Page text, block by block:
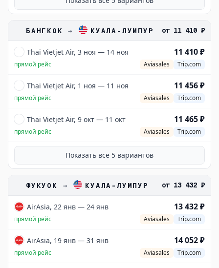
БАНГКОК → КУАЛА-ЛУМПУР от 11 410 ₽
Thai Vietjet Air, 3 ноя — 14 ноя 11 410 ₽
прямой рейс Aviasales Trip.com
Thai Vietjet Air, 1 ноя — 11 ноя 11 456 ₽
прямой рейс Aviasales Trip.com
Thai Vietjet Air, 9 окт — 11 окт 11 465 ₽
прямой рейс Aviasales Trip.com
Показать все 5 вариантов
ФУКУОК → КУАЛА-ЛУМПУР от 13 432 ₽
AirAsia, 22 янв — 24 янв 13 432 ₽
прямой рейс Aviasales Trip.com
AirAsia, 19 янв — 31 янв 14 052 ₽
прямой рейс Aviasales Trip.com